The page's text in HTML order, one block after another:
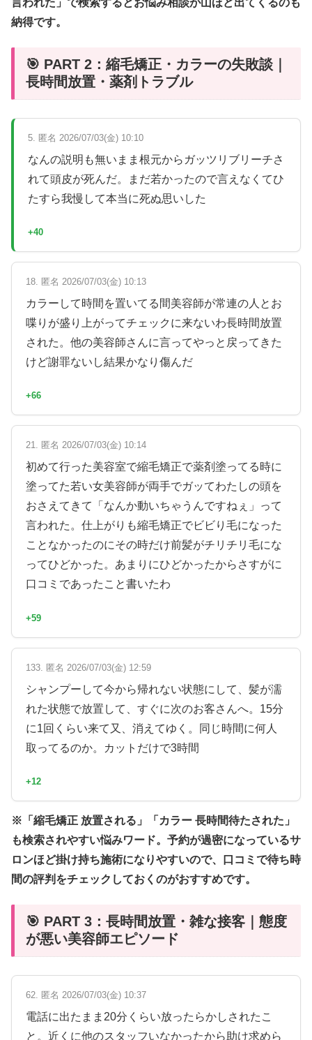
言われた」で検索するとお悩み相談が山ほど出てくるのも
納得です。
🎯 PART 2：縮毛矯正・カラーの失敗談｜
長時間放置・薬剤トラブル
5. 匿名 2026/07/03(金) 10:10
なんの説明も無いまま根元からガッツリブリーチさ
れて頭皮が死んだ。まだ若かったので言えなくてひ
たすら我慢して本当に死ぬ思いした
+40
18. 匿名 2026/07/03(金) 10:13
カラーして時間を置いてる間美容師が常連の人とお
喋りが盛り上がってチェックに来ないわ長時間放置
された。他の美容師さんに言ってやっと戻ってきた
けど謝罪ないし結果かなり傷んだ
+66
21. 匿名 2026/07/03(金) 10:14
初めて行った美容室で縮毛矯正で薬剤塗ってる時に
塗ってた若い女美容師が両手でガッてわたしの頭を
おさえてきて「なんか動いちゃうんですねぇ」って
言われた。仕上がりも縮毛矯正でビビり毛になった
ことなかったのにその時だけ前髪がチリチリ毛にな
ってひどかった。あまりにひどかったからさすがに
口コミであったこと書いたわ
+59
133. 匿名 2026/07/03(金) 12:59
シャンプーして今から帰れない状態にして、髪が濡
れた状態で放置して、すぐに次のお客さんへ。15分
に1回くらい来て又、消えてゆく。同じ時間に何人
取ってるのか。カットだけで3時間
+12
※「縮毛矯正 放置される」「カラー 長時間待たされた」
も検索されやすい悩みワード。予約が過密になっているサ
ロンほど掛け持ち施術になりやすいので、口コミで待ち時
間の評判をチェックしておくのがおすすめです。
🎯 PART 3：長時間放置・雑な接客｜態度
が悪い美容師エピソード
62. 匿名 2026/07/03(金) 10:37
電話に出たまま20分くらい放ったらかしされたこ
と。近くに他のスタッフいなかったから助け求めら